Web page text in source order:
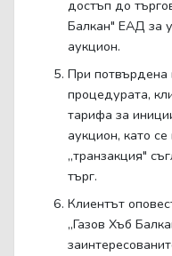
достъп до
Балкан" ЕАД за
аукцион.
При потвърдена
процедурата,
тарифа за
аукцион, като
„транзакция"
търг.
Клиентът
„Газов Хъб